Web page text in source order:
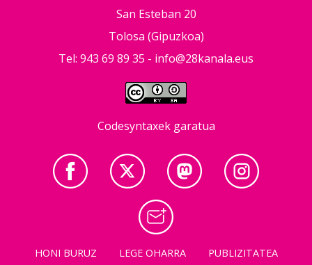
San Esteban 20
Tolosa (Gipuzkoa)
Tel: 943 69 89 35 - info@28kanala.eus
Codesyntaxek garatua
HONI BURUZ LEGE OHARRA
PUBLIZITATEA